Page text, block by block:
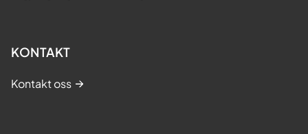
KONTAKT
Kontakt oss